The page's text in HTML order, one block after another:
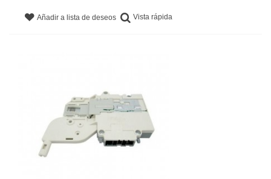
Añadir a lista de deseos Vista rápida